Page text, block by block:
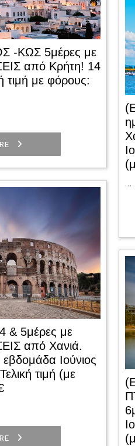
-ΚΩΣ 5μέρες με
από Κρήτη! 14
τιμή με φόρους:
…
& 5μέρες με
από Χανιά.
Ιούνιος
τιμή (με